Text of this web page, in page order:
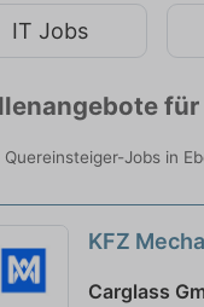
IT Jobs
Quereinsteiger-Jobs in
KFZ
Carglass